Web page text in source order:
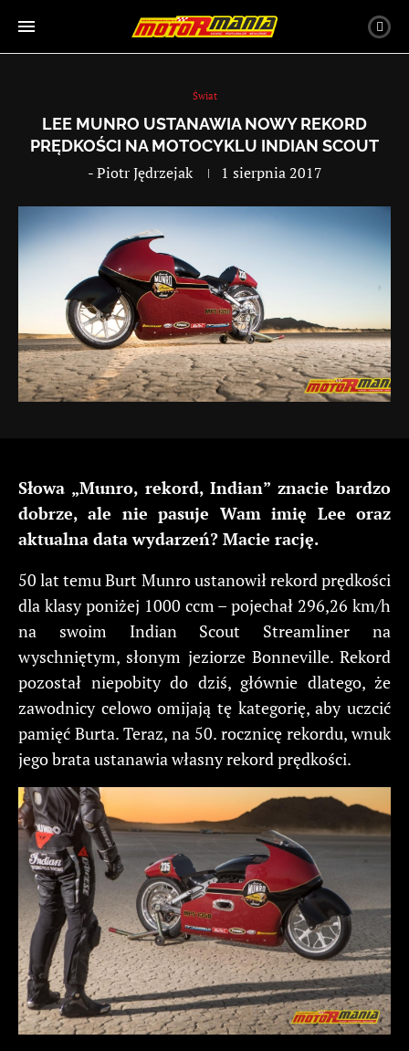
Świat
LEE MUNRO USTANAWIA NOWY REKORD
PRĘDKOŚCI NA MOTOCYKLU INDIAN SCOUT
-Piotr Jędrzejak 1 sierpnia 2017
Słowa „Munro, rekord, Indian” znacie bardzo
dobrze, ale nie pasuje Wam imię Lee oraz
aktualna data wydarzeń? Macie rację.
50 lat temu Burt Munro ustanowił rekord prędkości
dla klasy poniżej 1000 ccm – pojechał 296,26 km/h
na swoim Indian Scout Streamliner na
wyschniętym, słonym jeziorze Bonneville. Rekord
pozostał niepobity do dziś, głównie dlatego, że
zawodnicy celowo omijają tę kategorię, aby uczcić
pamięć Burta. Teraz, na 50. rocznicę rekordu, wnuk
jego brata ustanawia własny rekord prędkości.